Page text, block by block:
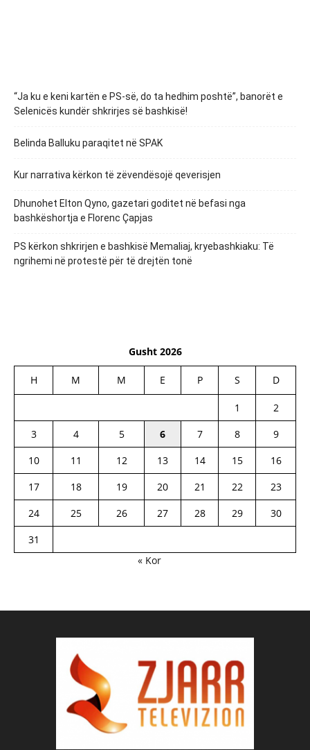
“Ja ku e keni kartën e PS-së, do ta hedhim poshtë”, banorët e
Selenicës kundër shkrirjes së bashkisë!
Belinda Balluku paraqitet në SPAK
Kur narrativa kërkon të zëvendësojë qeverisjen
Dhunohet Elton Qyno, gazetari goditet në befasi nga
bashkëshortja e Florenc Çapjas
PS kërkon shkrirjen e bashkisë Memaliaj, kryebashkiaku: Të
ngrihemi në protestë për të drejtën tonë
Gusht 2026
H M M E P S D
1
2
3
4 5 6 7 8
9
10
11 12 13 14 15
16
17
18 19 20 21 22
23
24
25 26 27 28 29
30
31
« Kor